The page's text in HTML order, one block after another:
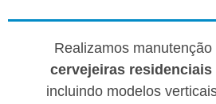
Realizamos
cervejeiras
incluindo modelos